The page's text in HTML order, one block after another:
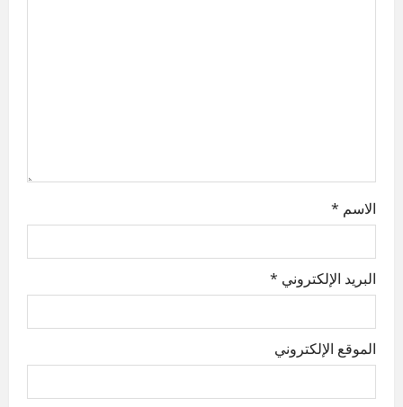
الاسم *
البريد الإلكتروني *
الموقع الإلكتروني